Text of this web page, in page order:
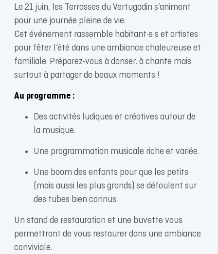
Le 21 juin, les Terrasses du Vertugadin s’animent
pour une journée pleine de vie.
Cet événement rassemble habitant·e·s et artistes
pour fêter l’été dans une ambiance chaleureuse et
familiale. Préparez-vous à danser, à chante mais
surtout à partager de beaux moments !
Au programme :
Des activités ludiques et créatives autour de
la musique.
Une programmation musicale riche et variée.
Une boom des enfants pour que les petits
(mais aussi les plus grands) se défoulent sur
des tubes bien connus.
Un stand de restauration et une buvette vous
permettront de vous restaurer dans une ambiance
conviviale.